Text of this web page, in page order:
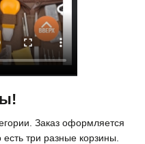
Заказ оформляется
три разные корзины.